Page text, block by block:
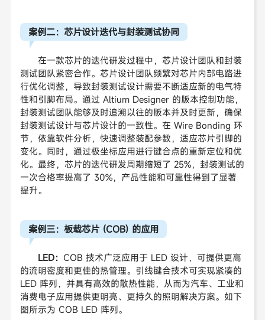
案例二：芯片设计迭代与封装测试协同
在一款芯片的迭代研发过程中，芯片设计团队和封装
测试团队紧密合作。芯片设计团队频繁对芯片内部电路进
行优化调整，导致封装测试设计需要不断适应新的电气特
性和引脚布局。通过 Altium Designer 的版本控制功能，
封装测试团队能够及时追溯以往的版本并及时更新，确保
封装测试设计与芯片设计的一致性。在 Wire Bonding 环
节，依靠软件分析，快速调整装配参数，适应芯片引脚的
变化。同时，通过极坐标应用进行键合点的重新定位和优
化。最终，芯片的迭代研发周期缩短了 25%，封装测试的
一次合格率提高了 30%，产品性能和可靠性得到了显著
提升。
案例三：板载芯片 (COB) 的应用
LED：COB 技术广泛应用于 LED 设计，可提供更高
的流明密度和更佳的热管理。引线键合技术可实现紧凑的
LED 阵列，并具有高效的散热性能，从而为汽车、工业和
消费电子应用提供更明亮、更持久的照明解决方案。如下
图所示为COB LED 阵列。